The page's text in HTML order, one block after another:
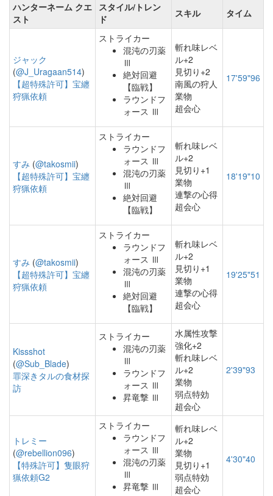
ハンターネーム クエ
スト
スタイル/トレン
ド
スキル タイム
ジャック
(@J_Uragaan514)
【超特殊許可】宝纏
狩猟依頼
ストライカー
混沌の刃薬
Ⅲ
絶対回避
【臨戦】
ラウンドフ
ォース Ⅲ
斬れ味レベ
ル+2
見切り+2
南風の狩人
業物
超会心
17'59"96
すみ (@takosmii)
【超特殊許可】宝纏
狩猟依頼
ストライカー
ラウンドフ
ォース Ⅲ
混沌の刃薬
Ⅲ
絶対回避
【臨戦】
斬れ味レベ
ル+2
見切り+1
業物
連撃の心得
超会心
18'19"10
すみ (@takosmii)
【超特殊許可】宝纏
狩猟依頼
ストライカー
ラウンドフ
ォース Ⅲ
混沌の刃薬
Ⅲ
絶対回避
【臨戦】
斬れ味レベ
ル+2
見切り+1
業物
連撃の心得
超会心
19'25"51
Kissshot
(@Sub_Blade)
罪深きタルの食材探
訪
ストライカー
混沌の刃薬
Ⅲ
ラウンドフ
ォース Ⅲ
昇竜撃 Ⅲ
水属性攻撃
強化+2
斬れ味レベ
ル+2
業物
弱点特効
超会心
2'39"93
トレミー
(@rebellion096)
【特殊許可】隻眼狩
猟依頼G2
ストライカー
ラウンドフ
ォース Ⅲ
混沌の刃薬
Ⅲ
昇竜撃 Ⅲ
斬れ味レベ
ル+2
業物
見切り+1
弱点特効
超会心
4'30"40